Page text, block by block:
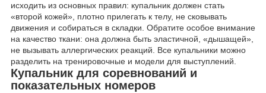
исходить из основных правил: купальник должен стать
«второй кожей», плотно прилегать к телу, не сковывать
движения и собираться в складки. Обратите особое внимание
на качество ткани: она должна быть эластичной, «дышащей»,
не вызывать аллергических реакций. Все купальники можно
разделить на тренировочные и модели для выступлений.
Купальник для соревнований и
показательных номеров